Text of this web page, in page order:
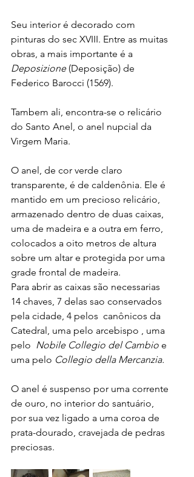
Seu interior é decorado com
pinturas do sec XVIII. Entre as muitas
obras, a mais importante é a
Deposizione (Deposição) de
Federico Barocci (1569).
Tambem ali, encontra-se o relicário
do Santo Anel, o anel nupcial da
Virgem Maria.
O anel, de cor verde claro
transparente, é de caldenônia. Ele é
mantido em um precioso relicário,
armazenado dentro de duas caixas,
uma de madeira e a outra em ferro,
colocados a oito metros de altura
sobre um altar e protegida por uma
grade frontal de madeira.
Para abrir as caixas são necessarias
14 chaves, 7 delas sao conservados
pela cidade, 4 pelos  canônicos da
Catedral, uma pelo arcebispo , uma
pelo Nobile Collegio del Cambio e
uma pelo Collegio della Mercanzia.
O anel é suspenso por uma corrente
de ouro, no interior do santuário,
por sua vez ligado a uma coroa de
prata-dourado, cravejada de pedras
preciosas.